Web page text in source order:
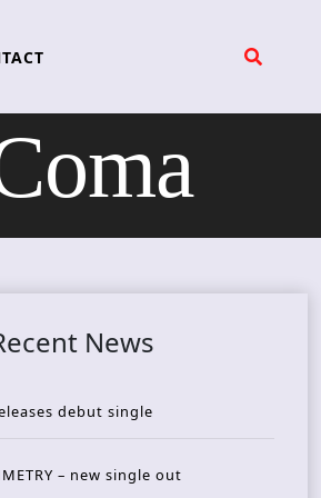
News
debut single
– new single out